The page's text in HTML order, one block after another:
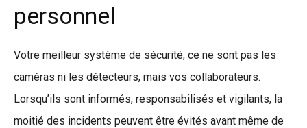
personnel
Votre meilleur système de sécurité, ce ne sont pas les
caméras ni les détecteurs, mais vos collaborateurs.
Lorsqu’ils sont informés, responsabilisés et vigilants, la
moitié des incidents peuvent être évités avant même de